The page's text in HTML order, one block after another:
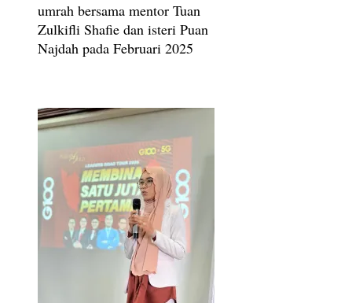
umrah bersama mentor Tuan
Zulkifli Shafie dan isteri Puan
Najdah pada Februari 2025